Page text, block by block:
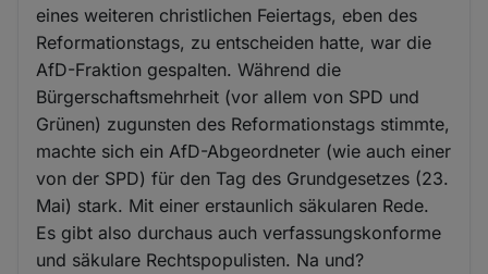
eines weiteren christlichen Feiertags, eben des
Reformationstags, zu entscheiden hatte, war die
AfD-Fraktion gespalten. Während die
Bürgerschaftsmehrheit (vor allem von SPD und
Grünen) zugunsten des Reformationstags stimmte,
machte sich ein AfD-Abgeordneter (wie auch einer
von der SPD) für den Tag des Grundgesetzes (23.
Mai) stark. Mit einer erstaunlich säkularen Rede.
Es gibt also durchaus auch verfassungskonforme
und säkulare Rechtspopulisten. Na und?